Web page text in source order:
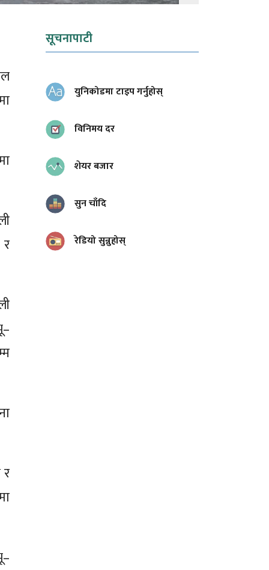
सूचनापाटी
युनिकोडमा टाइप गर्नुहोस्
विनिमय दर
शेयर बजार
सुन चाँदि
रेडियो सुन्नुहोस्